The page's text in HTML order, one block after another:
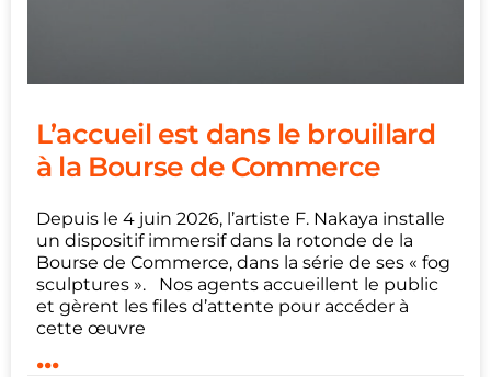
L’accueil est dans le brouillard
à la Bourse de Commerce
Depuis le 4 juin 2026, l’artiste F. Nakaya installe
un dispositif immersif dans la rotonde de la
Bourse de Commerce, dans la série de ses « fog
sculptures ». Nos agents accueillent le public
et gèrent les files d’attente pour accéder à
cette œuvre
...